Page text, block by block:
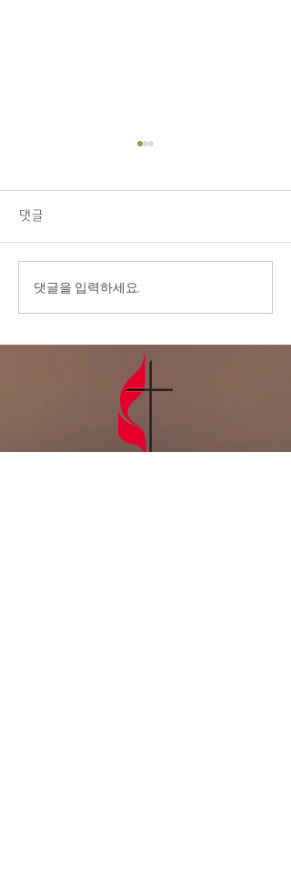
1.오늘 LA 복음연합감리교회
료 중에 계신 분들을 위해서
기도를 부탁드립니다. 3.전교
월 말까지 전교인 심방을 합니
다. 게시판에 사인업 시트가
댓글
댓글을 입력하세요.